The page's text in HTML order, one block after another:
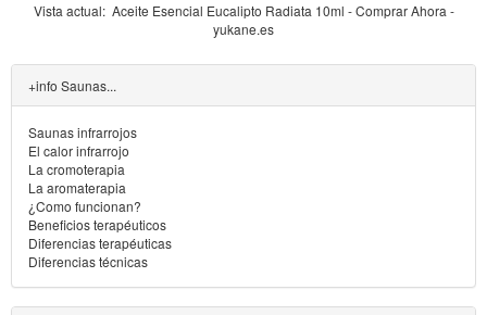
Vista actual: Aceite Esencial Eucalipto Radiata 10ml - Comprar Ahora -
yukane.es
+info Saunas...
Saunas infrarrojos
El calor infrarrojo
La cromoterapia
La aromaterapia
¿Como funcionan?
Beneficios terapéuticos
Diferencias terapéuticas
Diferencias técnicas